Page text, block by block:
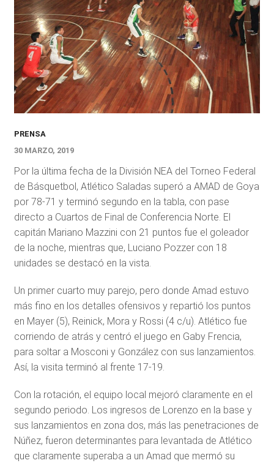
PRENSA
30 MARZO, 2019
Por la última fecha de la División NEA del Torneo Federal
de Básquetbol, Atlético Saladas superó a AMAD de Goya
por 78-71 y terminó segundo en la tabla, con pase
directo a Cuartos de Final de Conferencia Norte. El
capitán Mariano Mazzini con 21 puntos fue el goleador
de la noche, mientras que, Luciano Pozzer con 18
unidades se destacó en la vista.
Un primer cuarto muy parejo, pero donde Amad estuvo
más fino en los detalles ofensivos y repartió los puntos
en Mayer (5), Reinick, Mora y Rossi (4 c/u). Atlético fue
corriendo de atrás y centró el juego en Gaby Frencia,
para soltar a Mosconi y González con sus lanzamientos.
Así, la visita terminó al frente 17-19.
Con la rotación, el equipo local mejoró claramente en el
segundo periodo. Los ingresos de Lorenzo en la base y
sus lanzamientos en zona dos, más las penetraciones de
Núñez, fueron determinantes para levantada de Atlético
que claramente superaba a un Amad que mermó su